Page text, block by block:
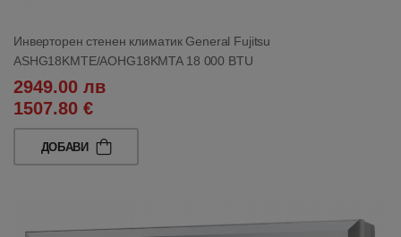
Инверторен стенен климатик General Fujitsu
ASHG18KMTE/AOHG18KMTA 18 000 BTU
2949.00 лв
1507.80 €
ДОБАВИ